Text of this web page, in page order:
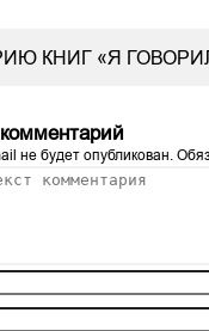
КНИГ «Я
не будет опубликован.